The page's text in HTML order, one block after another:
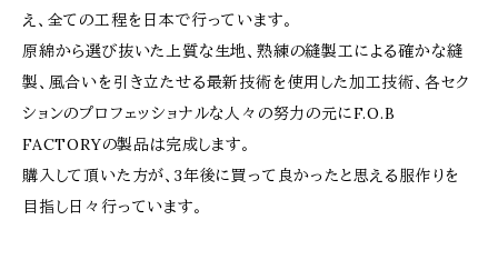
え、全ての工程を日本で行っています。
原綿から選び抜いた上質な生地、熟練の縫製工による確かな縫
製、風合いを引き立たせる最新技術を使用した加工技術、各セク
ションのプロフェッショナルな人々の努力の元にF.O.B
FACTORYの製品は完成します。
購入して頂いた方が、3年後に買って良かったと思える服作りを
目指し日々行っています。